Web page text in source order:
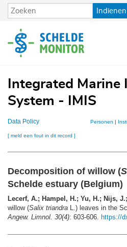
Overslaan
en
de
inhoud
Indienen
Integrated
System - IMIS
Data Policy Personen |
[ meld een fout in dit record ]
Decomposition of willow (
Schelde estuary (Belgium)
Lecerf, A.; Hampel, H.; Yu, H.; Nijs,
willow (Salix triandra L.) leaves in the
Angew. Limnol. 30(4): 603-606. https://